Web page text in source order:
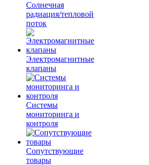
Солнечная
радиация/тепловой
поток
Электромагнитные
клапаны
Системы
мониторинга и
контроля
Сопутствующие
товары